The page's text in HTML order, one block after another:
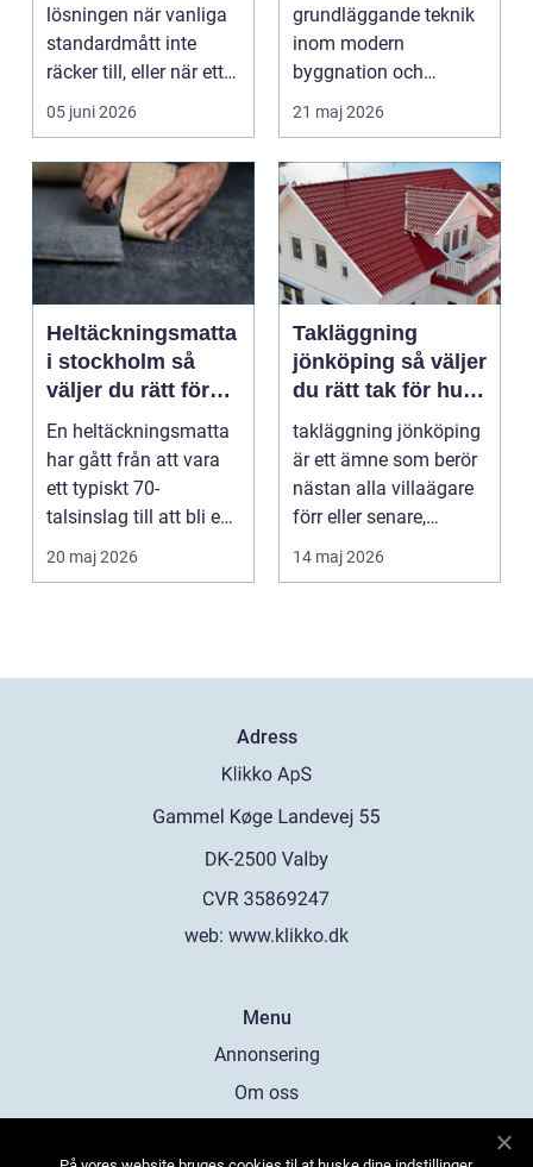
lösningen när vanliga
standardmått inte
räcker till, eller när ett
hus behöver fön...
05 juni 2026
grundläggande teknik
inom modern
byggnation och
infrastrukturutveckling,
särs...
21 maj 2026
Heltäckningsmatta
i stockholm så
väljer du rätt för
hem och kontor
En heltäckningsmatta
har gått från att vara
ett typiskt 70-
talsinslag till att bli en
modern lösning...
20 maj 2026
Takläggning
jönköping så väljer
du rätt tak för hus
och klimat
takläggning jönköping
är ett ämne som berör
nästan alla villaägare
förr eller senare,
eftersom taket...
14 maj 2026
Adress
web: www.klikko.dk
Menu
Annonsering
Om oss